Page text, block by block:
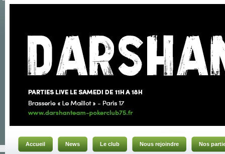
Accueil News Le club Nous rejoindre Nos